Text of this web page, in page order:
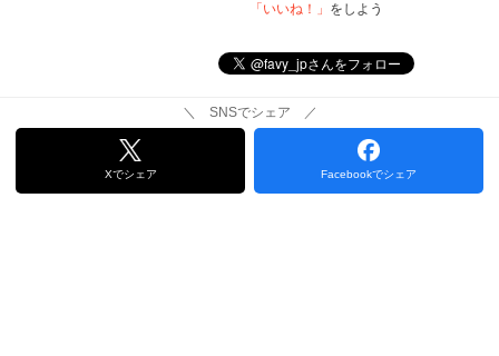
「いいね！」 をしよう
＼ SNSでシェア ／
Xでシェア Facebookでシェア